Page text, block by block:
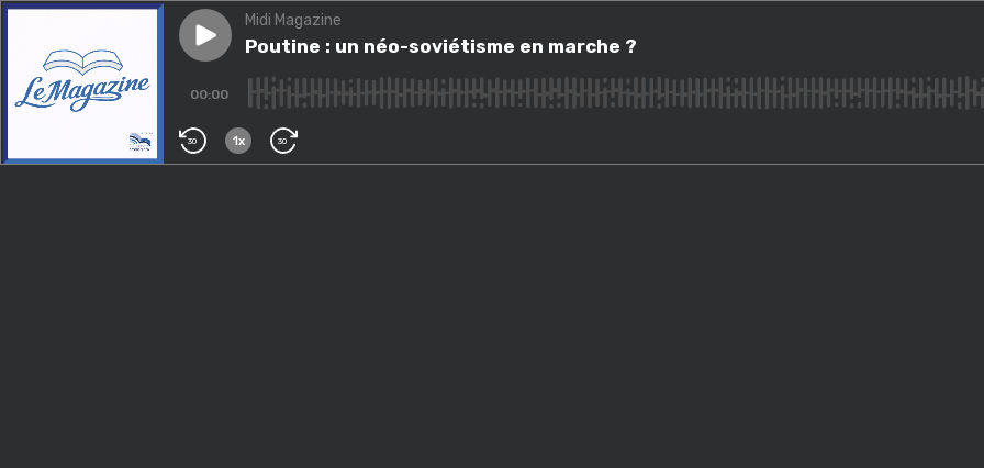
Play episodePoutine : un néo-soviétisme en marche ?
Midi Magazine
Poutine : un néo-soviétisme en marche ?
00:00
30 1x 30